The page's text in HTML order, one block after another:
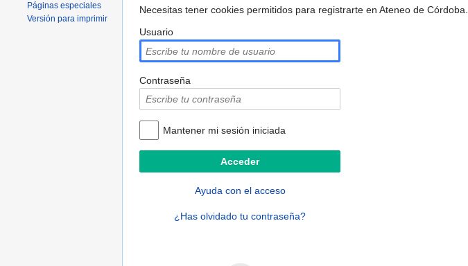
Necesitas tener cookies permitidos para registrarte en Ateneo de Córdoba.
Usuario
Contraseña
Mantener mi sesión iniciada
Ayuda con el acceso
¿Has olvidado tu contraseña?
Páginas especiales
Versión para imprimir